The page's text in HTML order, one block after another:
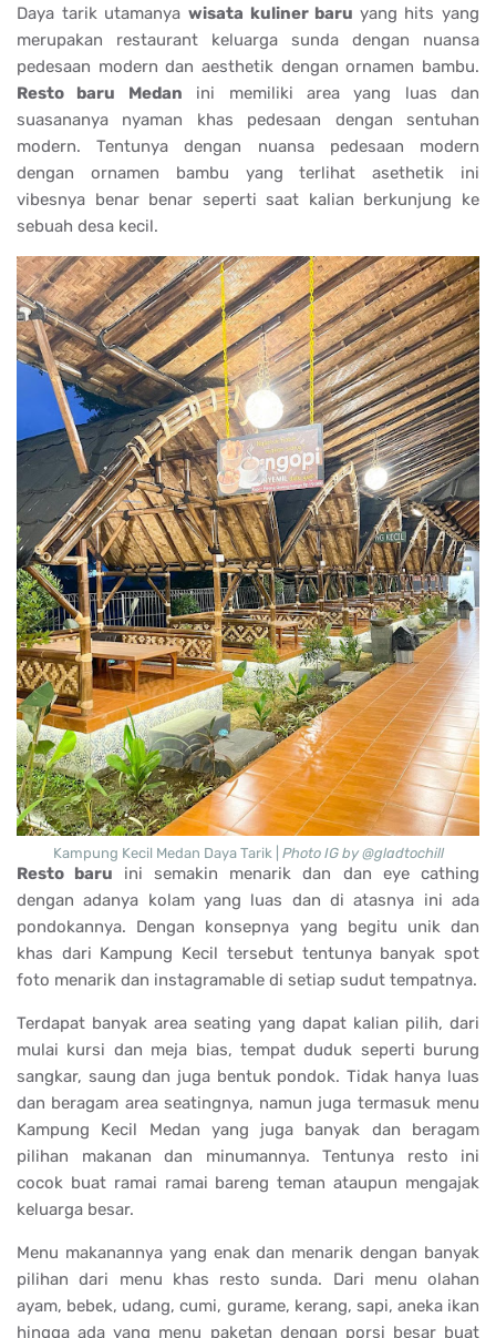
Daya tarik utamanya wisata kuliner baru yang hits yang
merupakan restaurant keluarga sunda dengan nuansa
pedesaan modern dan aesthetik dengan ornamen bambu.
Resto baru Medan ini memiliki area yang luas dan
suasananya nyaman khas pedesaan dengan sentuhan
modern. Tentunya dengan nuansa pedesaan modern
dengan ornamen bambu yang terlihat asethetik ini
vibesnya benar benar seperti saat kalian berkunjung ke
sebuah desa kecil.
Kampung Kecil Medan Daya Tarik | Photo IG by @gladtochill
Resto baru ini semakin menarik dan dan eye cathing
dengan adanya kolam yang luas dan di atasnya ini ada
pondokannya. Dengan konsepnya yang begitu unik dan
khas dari Kampung Kecil tersebut tentunya banyak spot
foto menarik dan instagramable di setiap sudut tempatnya.
Terdapat banyak area seating yang dapat kalian pilih, dari
mulai kursi dan meja bias, tempat duduk seperti burung
sangkar, saung dan juga bentuk pondok. Tidak hanya luas
dan beragam area seatingnya, namun juga termasuk menu
Kampung Kecil Medan yang juga banyak dan beragam
pilihan makanan dan minumannya. Tentunya resto ini
cocok buat ramai ramai bareng teman ataupun mengajak
keluarga besar.
Menu makanannya yang enak dan menarik dengan banyak
pilihan dari menu khas resto sunda. Dari menu olahan
ayam, bebek, udang, cumi, gurame, kerang, sapi, aneka ikan
hingga ada yang menu paketan dengan porsi besar buat